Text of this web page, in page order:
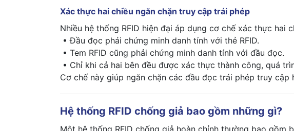
Xác thực hai chiều ngăn chặn truy cập trái phép
Nhiều hệ thống RFID hiện đại áp dụng cơ chế xác thực hai
• Đầu đọc phải chứng minh danh tính với thẻ RFID.
• Tem RFID cũng phải chứng minh danh tính với đầu đọc.
• Chỉ khi cả hai bên đều được xác thực thành công, quá
Cơ chế này giúp ngăn chặn các đầu đọc trái phép truy cập
Hệ thống RFID chống giả bao gồm những gì?
Một hệ thống RFID chống giả hoàn chỉnh thường bao gồm